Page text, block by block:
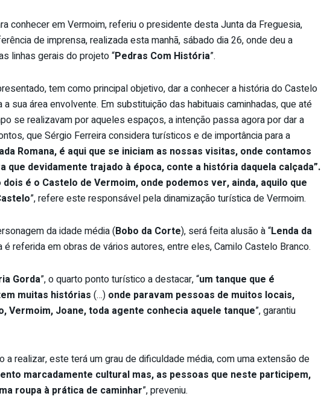
conhecer em Vermoim, referiu o presidente desta Junta da Freguesia,
de imprensa, realizada esta manhã, sábado dia 26, onde deu a
linhas gerais do projeto “Pedras Com História”.
tem como principal objetivo, dar a conhecer a história do Castelo
sua área envolvente. Em substituição das habituais caminhadas, que até
se realizavam por aqueles espaços, a intenção passa agora por dar a
que Sérgio Ferreira considera turísticos e de importância para a
Romana, é aqui que se iniciam as nossas visitas, onde contamos
que devidamente trajado à época, conte a história daquela calçada”.
dois é o Castelo de Vermoim, onde podemos ver, ainda, aquilo que
”, refere este responsável pela dinamização turística de Vermoim.
da idade média (Bobo da Corte), será feita alusão à “Lenda da
é referida em obras de vários autores, entre eles, Camilo Castelo Branco.
Gorda”, o quarto ponto turístico a destacar, “um tanque que é
muitas histórias (…) onde paravam pessoas de muitos locais,
Vermoim, Joane, toda agente conhecia aquele tanque”, garantiu
a realizar, este terá um grau de dificuldade média, com uma extensão de
marcadamente cultural mas, as pessoas que neste participem,
roupa à prática de caminhar”, preveniu.